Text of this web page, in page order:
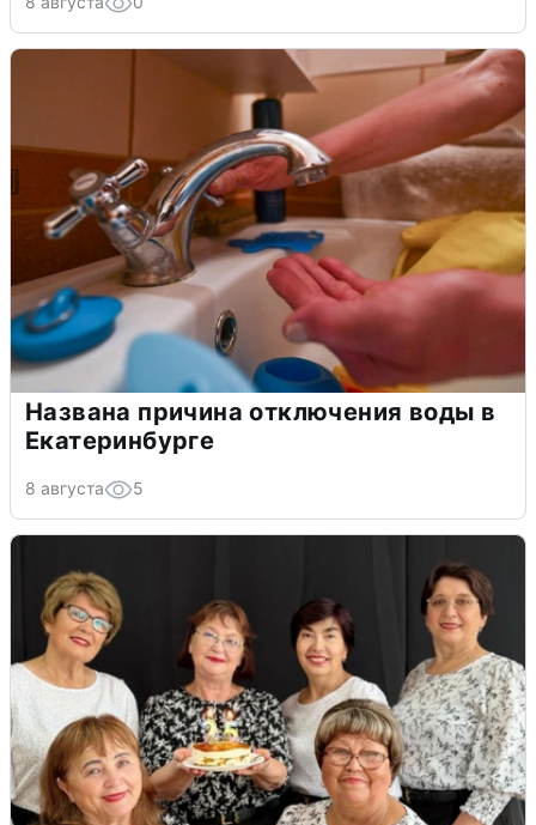
Названа причина отключения воды в
Екатеринбурге
8 августа 5